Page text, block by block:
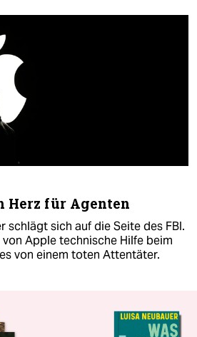
Herz für Agenten
schlägt sich auf die Seite des FBI.
Apple technische Hilfe beim
von einem toten Attentäter.